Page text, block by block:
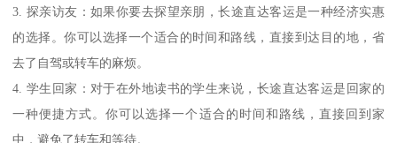
3. 探亲访友：如果你要去探望亲朋，长途直达客运是一种经济实惠
的选择。你可以选择一个适合的时间和路线，直接到达目的地，省
去了自驾或转车的麻烦。
4. 学生回家：对于在外地读书的学生来说，长途直达客运是回家的
一种便捷方式。你可以选择一个适合的时间和路线，直接回到家
中，避免了转车和等待。